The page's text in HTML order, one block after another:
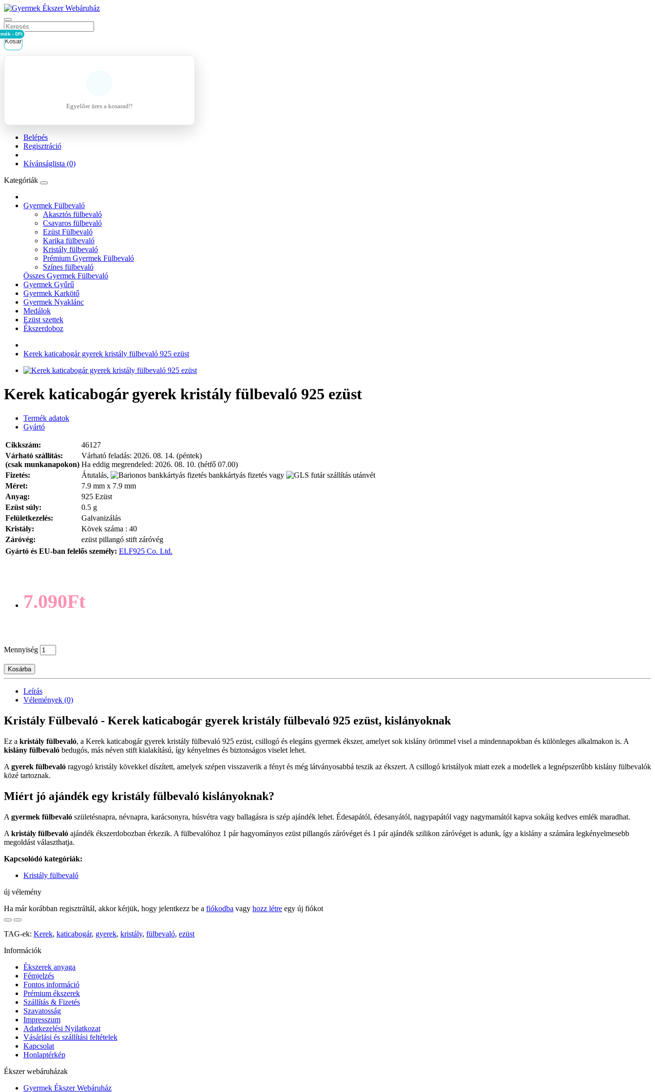
Kosár
- 0Ft
Egyelőre üres a kosarad!!
Belépés
Regisztráció
Kívánságlista (0)
Kategóriák
Gyermek Fülbevaló
Akasztós fülbevaló
Csavaros fülbevaló
Ezüst Fülbevaló
Karika fülbevaló
Kristály fülbevaló
Prémium Gyermek Fülbevaló
Színes fülbevaló
Összes Gyermek Fülbevaló
Gyermek Gyűrű
Gyermek Karkötő
Gyermek Nyaklánc
Medálok
Ezüst szettek
Ékszerdoboz
Kerek katicabogár gyerek kristály fülbevaló 925 ezüst
Kerek katicabogár gyerek kristály fülbevaló 925 ezüst
Termék adatok
Gyártó
Cikkszám:
46127
Várható szállítás:
(csak munkanapokon)
Várható feladás: 2026. 08. 14. (péntek)
Ha eddig megrendeled: 2026. 08. 10. (hétfő 07.00)
Fizetés:
Átutalás, bankkártyás fizetés vagy
utánvét
Méret:
7.9 mm x 7.9 mm
Anyag:
925 Ezüst
Ezüst súly:
0.5 g
Felületkezelés:
Galvanizálás
Kristály:
Kövek száma : 40
Záróvég:
ezüst pillangó stift záróvég
Gyártó és EU-ban felelős személy: ELF925 Co. Ltd.
7.090Ft
Mennyiség
Kosárba
Leírás
Vélemények (0)
Kristály Fülbevaló - Kerek katicabogár gyerek kristály fülbevaló 925 ezüst, kislányoknak
Ez a kristály fülbevaló, a Kerek katicabogár gyerek kristály fülbevaló 925 ezüst, csillogó és elegáns gyermek ékszer, amelyet sok kislány örömmel visel a mindennapokban és különleges alkalmakon is. A
kislány fülbevaló bedugós, más néven stift kialakítású, így kényelmes és biztonságos viselet lehet.
A gyerek fülbevaló ragyogó kristály kövekkel díszített, amelyek szépen visszaverik a fényt és még látványosabbá teszik az ékszert. A csillogó kristályok miatt ezek a modellek a legnépszerűbb kislány fülbevalók
közé tartoznak.
Miért jó ajándék egy kristály fülbevaló kislányoknak?
A gyermek fülbevaló születésnapra, névnapra, karácsonyra, húsvétra vagy ballagásra is szép ajándék lehet. Édesapától, édesanyától, nagypapától vagy nagymamától kapva sokáig kedves emlék maradhat.
A kristály fülbevaló ajándék ékszerdobozban érkezik. A fülbevalóhoz 1 pár hagyományos ezüst pillangós záróvéget és 1 pár ajándék szilikon záróvéget is adunk, így a kislány a számára legkényelmesebb
megoldást választhatja.
Kapcsolódó kategóriák:
Kristály fülbevaló
új vélemény
Ha már korábban regisztráltál, akkor kérjük, hogy jelentkezz be a fiókodba vagy hozz létre egy új fiókot
TAG-ek: Kerek, katicabogár, gyerek, kristály, fülbevaló, ezüst
Információk
Ékszerek anyaga
Fémjelzés
Fontos információ
Prémium ékszerek
Szállítás & Fizetés
Szavatosság
Impresszum
Adatkezelési Nyilatkozat
Vásárlási és szállítási feltételek
Kapcsolat
Honlaptérkép
Ékszer webáruházak
Gyermek Ékszer Webáruház